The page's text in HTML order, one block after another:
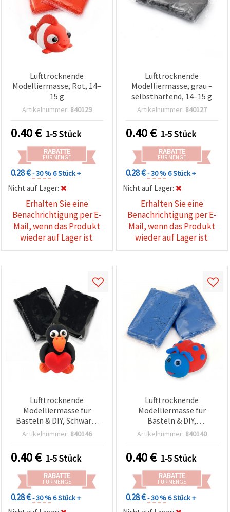
Lufttrocknende
Modelliermasse, Rot, 14–
15 g
Artikelnummer: 840129
0.40€ 1-5 Stück
RABATTE
FÜR MENGE
0.28 €- 30 %6 Stück +
Nicht auf Lager:
Erhalten Sie eine
Benachrichtigung per E-
Mail, wenn das Produkt
wieder auf Lager ist.
Lufttrocknende
Modelliermasse, grau –
selbsthärtend, 14–15 g
Artikelnummer: 840127
0.40€ 1-5 Stück
RABATTE
FÜR MENGE
0.28 €- 30 %6 Stück +
Nicht auf Lager:
Erhalten Sie eine
Benachrichtigung per E-
Mail, wenn das Produkt
wieder auf Lager ist.
Lufttrocknende
Modelliermasse für
Basteln & DIY, Schwarz,
14–15 g
Artikelnummer: 840146
0.40€ 1-5 Stück
RABATTE
FÜR MENGE
0.28 €- 30 %6 Stück +
Lufttrocknende
Modelliermasse für
Basteln & DIY,
Dunkelblau, 14–15 g
Artikelnummer: 840140
0.40€ 1-5 Stück
RABATTE
FÜR MENGE
0.28 €- 30 %6 Stück +